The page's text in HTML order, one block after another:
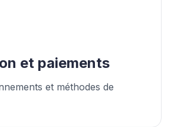
et paiements
et méthodes de